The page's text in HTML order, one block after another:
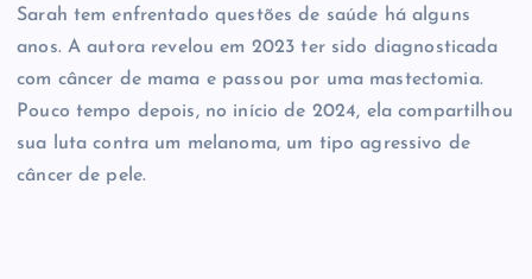
Sarah tem enfrentado questões de saúde há alguns
anos. A autora revelou em 2023 ter sido diagnosticada
com câncer de mama e passou por uma mastectomia.
Pouco tempo depois, no início de 2024, ela compartilhou
sua luta contra um melanoma, um tipo agressivo de
câncer de pele.